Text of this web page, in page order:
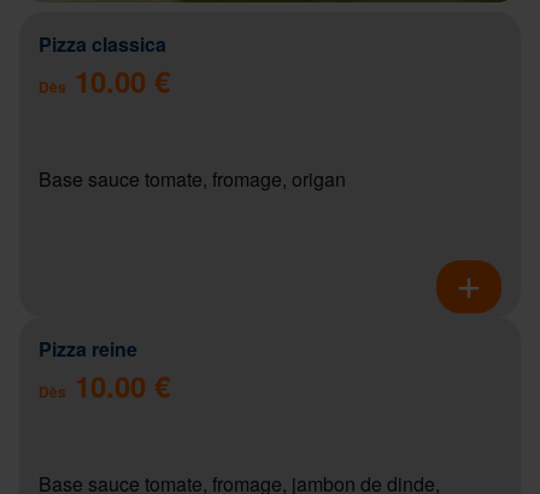
Pizza classica
Dès 10.00 €
Base sauce tomate, fromage, origan
Pizza reine
Dès 10.00 €
Base sauce tomate, fromage, jambon de dinde,